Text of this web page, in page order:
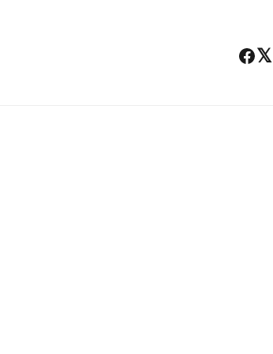
Facebook Twitter